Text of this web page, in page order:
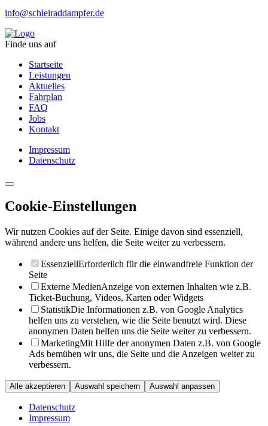
info@schleiraddampfer.de
Finde uns auf
Startseite
Leistungen
Aktuelles
Fahrplan
FAQ
Jobs
Kontakt
Impressum
Datenschutz
Cookie-Einstellungen
Wir nutzen Cookies auf der Seite. Einige davon sind essenziell,
während andere uns helfen, die Seite weiter zu verbessern.
EssenziellErforderlich für die einwandfreie Funktion der
Seite
Externe MedienAnzeige von externen Inhalten wie z.B.
Ticket-Buchung, Videos, Karten oder Widgets
StatistikDie Informationen z.B. von Google Analytics
helfen uns zu verstehen, wie die Seite benutzt wird. Diese
anonymen Daten helfen uns die Seite weiter zu verbessern.
MarketingMit Hilfe der anonymen Daten z.B. von Google
Ads bemühen wir uns, die Seite und die Anzeigen weiter zu
verbessern.
Alle akzeptieren Auswahl speichern Auswahl anpassen
Datenschutz
Impressum